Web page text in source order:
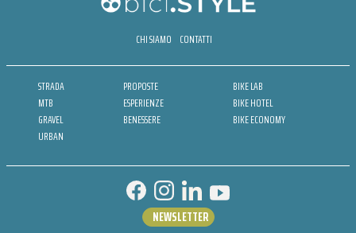
CHI SIAMO CONTATTI
STRADA
MTB
GRAVEL
URBAN
PROPOSTE
ESPERIENZE
BENESSERE
BIKE LAB
BIKE HOTEL
BIKE ECONOMY
NEWSLETTER